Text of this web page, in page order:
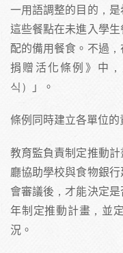
一用語調整的目的，
這些餐點在未進入學
配的備用餐食。不過
捐贈活化條例》中
식）」。
條例同時建立各單位的
教育監負責制定推動
廳協助學校與食物銀
會審議後，才能決定
年制定推動計畫，並
況。